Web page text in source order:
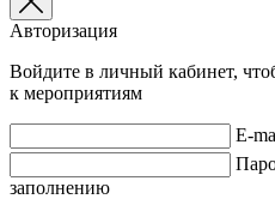
Авторизация
Войдите в личный кабинет,
к мероприятиям
E-
заполнению